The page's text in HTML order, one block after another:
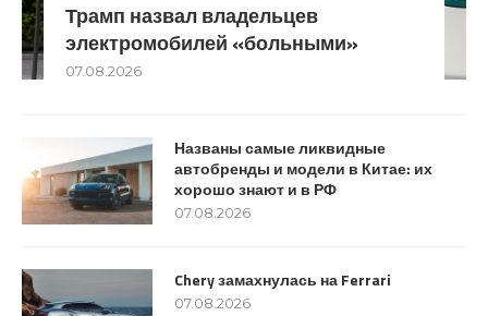
Трамп назвал владельцев
электромобилей «больными»
07.08.2026
Названы самые ликвидные
автобренды и модели в Китае: их
хорошо знают и в РФ
07.08.2026
Chery замахнулась на Ferrari
07.08.2026